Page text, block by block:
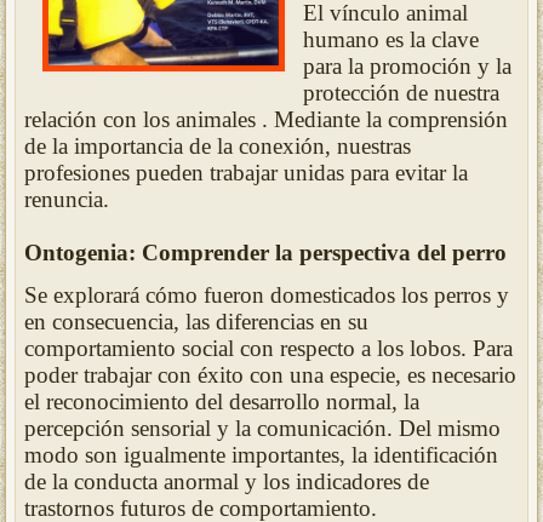
El vínculo animal
humano es la clave
para la promoción y la
protección de nuestra
relación con los animales . Mediante la comprensión
de la importancia de la conexión, nuestras
profesiones pueden trabajar unidas para evitar la
renuncia.
Ontogenia: Comprender la perspectiva del perro
Se explorará cómo fueron domesticados los perros y
en consecuencia, las diferencias en su
comportamiento social con respecto a los lobos. Para
poder trabajar con éxito con una especie, es necesario
el reconocimiento del desarrollo normal, la
percepción sensorial y la comunicación. Del mismo
modo son igualmente importantes, la identificación
de la conducta anormal y los indicadores de
trastornos futuros de comportamiento.